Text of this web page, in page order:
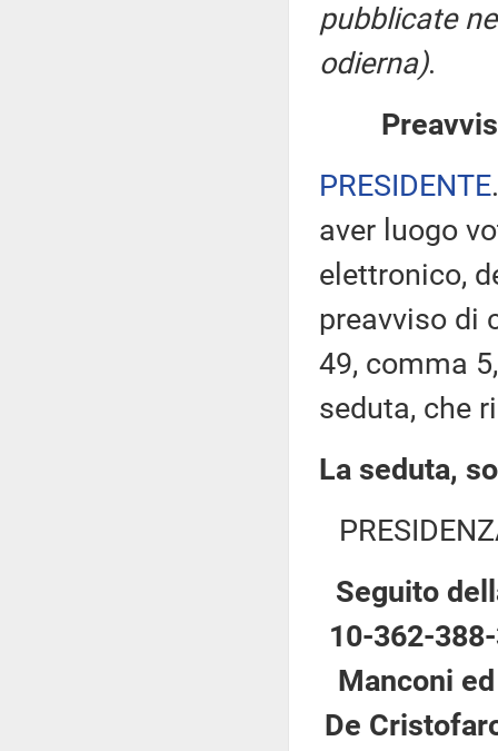
pubblicate
odierna).
PRESIDENTE
aver luogo
elettronico,
preavviso di
49, comma
seduta, che
La seduta,
Seguito
10-362-
Manconi
De